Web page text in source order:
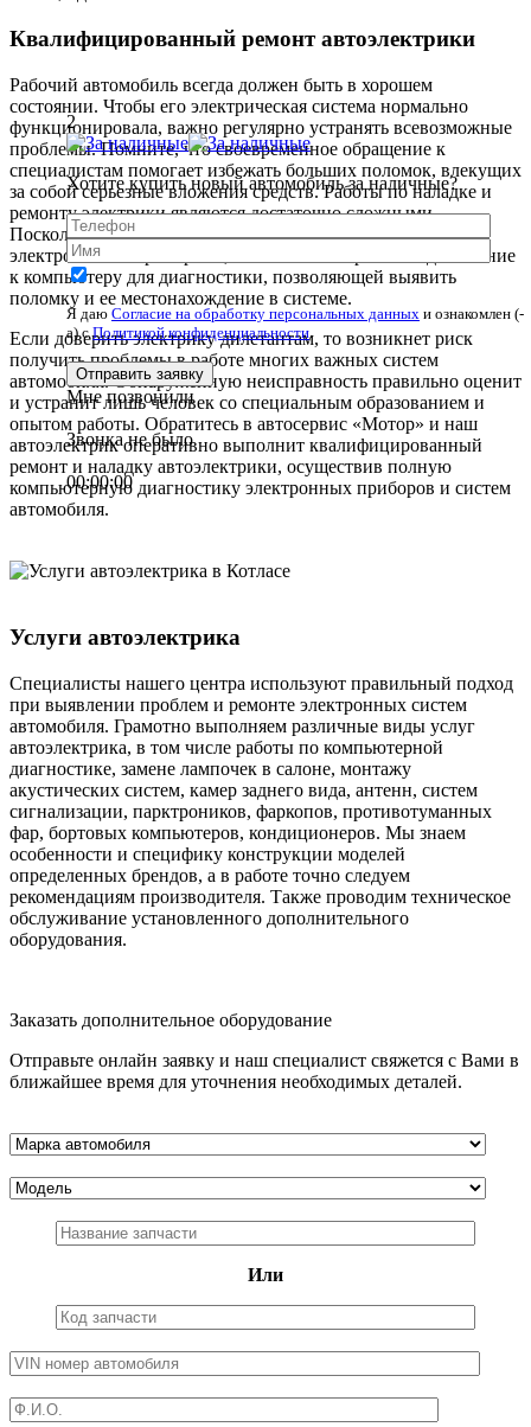
Для того чтобы получить консультации или записаться к
сервисного центра, указанному на нашем сайте. Также можно
воспользоваться формой электронной заявки ниже на
странице. Мы работаем в Котласе по адресу: Лимендское
шоссе, 1д.
Квалифицированный ремонт автоэлектрики
Рабочий автомобиль всегда должен быть в хорошем
состоянии. Чтобы его электрическая система нормально
функционировала, важно регулярно устранять всевозможные
проблемы. Помните, что своевременное обращение к
специалистам помогает избежать больших поломок, влекущих
за собой серьезные вложения средств. Работы по наладке и
ремонту электрики являются достаточно сложными.
Поскольку все современные машины оснащаются
электронными приборами, возможно их прямое подключение
к компьютеру для диагностики, позволяющей выявить
поломку и ее местонахождение в системе.
Если доверить электрику дилетантам, то возникнет риск
и устранит лишь человек со специальным образованием и
опытом работы. Обратитесь в автосервис «Мотор» и наш
ремонт и наладку автоэлектрики, осуществив полную
компьютерную диагностику электронных приборов и систем
автомобиля.
Услуги автоэлектрика
Специалисты нашего центра используют правильный подход
при выявлении проблем и ремонте электронных систем
автомобиля. Грамотно выполняем различные виды услуг
автоэлектрика, в том числе работы по компьютерной
диагностике, замене лампочек в салоне, монтажу
акустических систем, камер заднего вида, антенн, систем
особенности и специфику конструкции моделей
рекомендациям производителя. Также проводим техническое
обслуживание установленного дополнительного
Заказать дополнительное оборудование
Отправьте онлайн заявку и наш специалист свяжется с Вами в
ближайшее время для уточнения необходимых деталей.
2
Хотите купить новый автомобиль за наличные?
Я даю Согласие на обработку персональных данных и ознакомлен (-
а) cПолитикой конфиденциальности.
Мне позвонили
Звонка не было
00:00:00